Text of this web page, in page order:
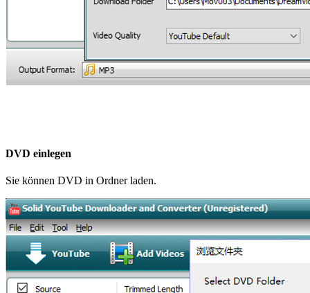
DVD einlegen
Sie können DVD in Ordner laden.